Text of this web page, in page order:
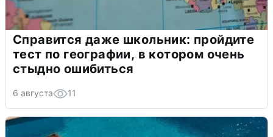
Справится даже школьник: пройдите
тест по географии, в котором очень
стыдно ошибиться
6 августа 11